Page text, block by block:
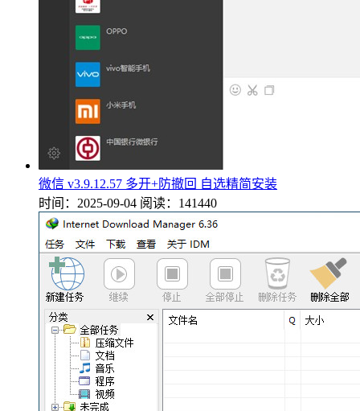
微信 v3.9.12.57 多开+防撤回 自选精简安装
时间：2025-09-04 阅读：141440